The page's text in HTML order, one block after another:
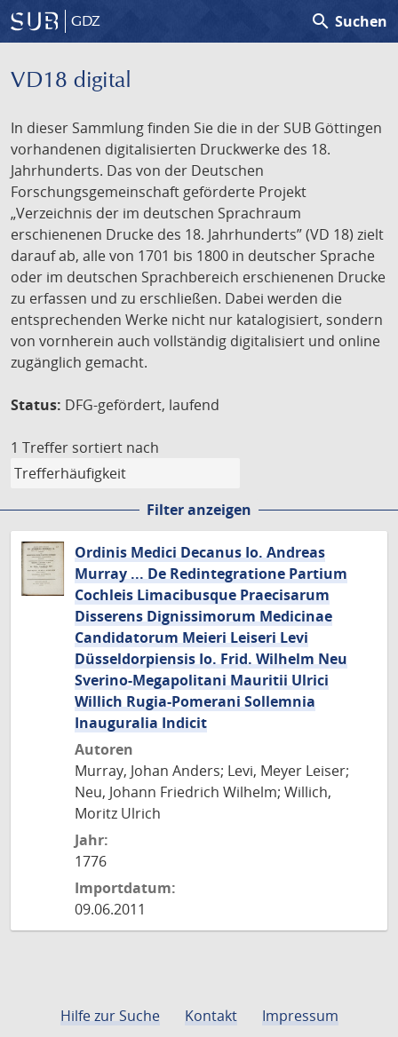
GDZ search Suchen
VD18 digital
In dieser Sammlung finden Sie die in der SUB Göttingen
vorhandenen digitalisierten Druckwerke des 18.
Jahrhunderts. Das von der Deutschen
Forschungsgemeinschaft geförderte Projekt
„Verzeichnis der im deutschen Sprachraum
erschienenen Drucke des 18. Jahrhunderts” (VD 18) zielt
darauf ab, alle von 1701 bis 1800 in deutscher Sprache
oder im deutschen Sprachbereich erschienenen Drucke
zu erfassen und zu erschließen. Dabei werden die
entsprechenden Werke nicht nur katalogisiert, sondern
von vornherein auch vollständig digitalisiert und online
zugänglich gemacht.
Status: DFG-gefördert, laufend
1 Treffer sortiert nach
Filter anzeigen
Ordinis Medici Decanus Io. Andreas
Murray ... De Redintegratione Partium
Cochleis Limacibusque Praecisarum
Disserens Dignissimorum Medicinae
Candidatorum Meieri Leiseri Levi
Düsseldorpiensis Io. Frid. Wilhelm Neu
Sverino-Megapolitani Mauritii Ulrici
Willich Rugia-Pomerani Sollemnia
Inauguralia Indicit
Autoren
Murray, Johan Anders; Levi, Meyer Leiser;
Neu, Johann Friedrich Wilhelm; Willich,
Moritz Ulrich
Jahr:
1776
Importdatum:
09.06.2011
Hilfe zur Suche Kontakt
Impressum